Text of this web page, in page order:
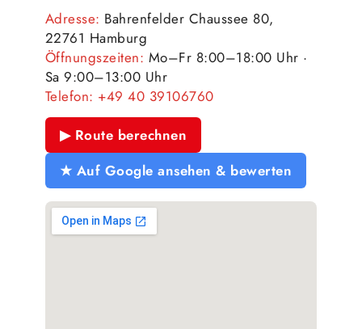
Adresse: Bahrenfelder Chaussee 80,
22761 Hamburg
Öffnungszeiten: Mo–Fr 8:00–18:00 Uhr ·
Sa 9:00–13:00 Uhr
Telefon: +49 40 39106760
▶ Route berechnen
★ Auf Google ansehen & bewerten